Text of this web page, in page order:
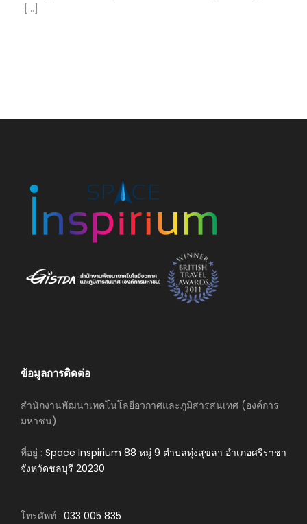
[…]
ข้อมูลการติดต่อ
สำนักงานพัฒนาเทคโนโลยีอวกาศและภูมิสารสนเทศ (องค์การ
มหาชน)
ที่อยู่ : Space Inspirium 88 หมู่ 9 ตำบลทุ่งสุขลา อำเภอศรีราชา
จังหวัดชลบุรี 20230
โทรศัพท์ : 033 005 835